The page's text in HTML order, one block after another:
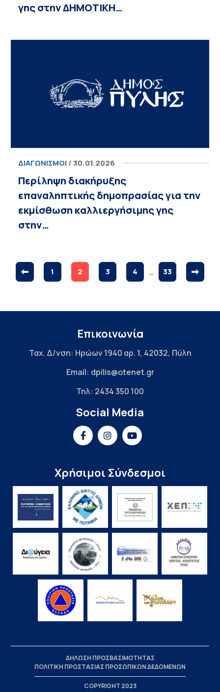
γης στην ΔΗΜΟΤΙΚΗ…
ΔΙΑΓΩΝΙΣΜΟΊ/ 30.01.2026
Περίληψη διακήρυξης
επαναληπτικής δημοπρασίας για την
εκμίσθωση καλλιεργήσιμης γης
στην…
1 2 3 4 … 33
Επικοινωνία
Ταχ. Δ/νση: Ηρώων 1940 αρ. 1, 42032, Πύλη
Email: dpilis@otenet.gr
Τηλ: 2434 350 100
Social Media
Χρήσιμοι Σύνδεσμοι
COPYRIGHT 2023
ΔΗΛΩΣΗ ΠΡΟΣΒΑΣΙΜΟΤΗΤΑΣ
ΠΟΛΙΤΙΚΗ ΠΡΟΣΤΑΣΙΑΣ ΠΡΟΣΩΠΙΚΩΝ ΔΕΔΟΜΕΝΩΝ